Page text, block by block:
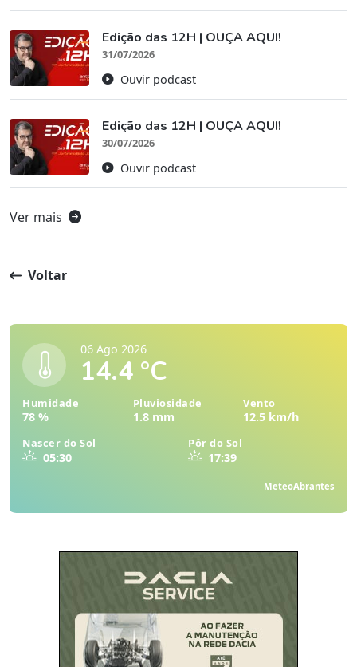
Edição das 12H | OUÇA AQUI!
31/07/2026
Ouvir podcast
Edição das 12H | OUÇA AQUI!
30/07/2026
Ouvir podcast
Ver mais
Voltar
06 Ago 2026
14.4 °C
Humidade
78 %
Pluviosidade
1.8 mm
Vento
12.5 km/h
Nascer do Sol
05:30
Pôr do Sol
17:39
MeteoAbrantes